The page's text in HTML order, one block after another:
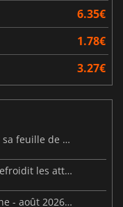
6.35€
1.78€
3.27€
MARVEL Tōkon dévoile ses débuts et sa feuille de route
Steam Frame : une fuite sur le prix refroidit les attentes VR
Sorties de jeux vidéo de cette semaine - août 2026 (semaine 32)